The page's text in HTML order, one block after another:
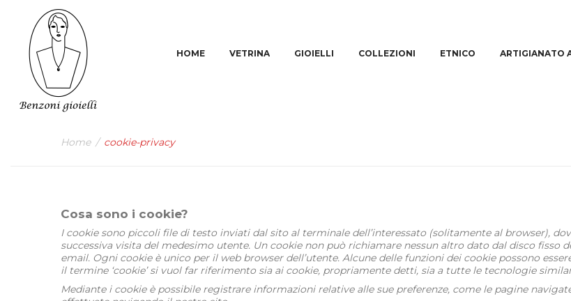
HOME VETRINA GIOIELLI COLLEZIONI ETNICO ARTIGIANATO
Home / cookie-privacy
Cosa sono i cookie?
I cookie sono piccoli file di testo inviati dal sito al terminale dell’interessato (solitamente al browser),
successiva visita del medesimo utente. Un cookie non può richiamare nessun altro dato dal disco
email. Ogni cookie è unico per il web browser dell’utente. Alcune delle funzioni dei cookie possono
il termine ‘cookie’ si vuol far riferimento sia ai cookie, propriamente detti, sia a tutte le tecnologie
Mediante i cookie è possibile registrare informazioni relative alle sue preferenze, come le pagine